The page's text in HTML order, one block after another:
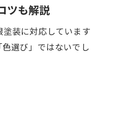
ツも解説
装に対応しています
選び」ではないでし